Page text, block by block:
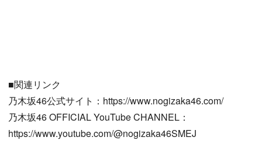
■関連リンク
乃木坂46公式サイト：https://www.nogizaka46.com/
乃木坂46 OFFICIAL YouTube CHANNEL：
https://www.youtube.com/@nogizaka46SMEJ